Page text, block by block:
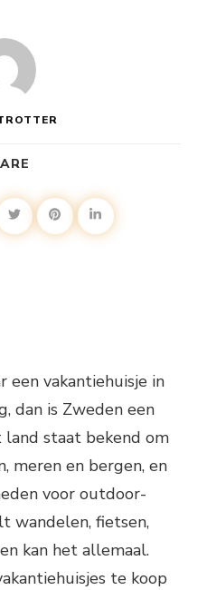
een vakantiehuisje in
dan is Zweden een
staat bekend om
meren en bergen, en
voor outdoor-
wandelen, fietsen,
kan het allemaal.
te koop